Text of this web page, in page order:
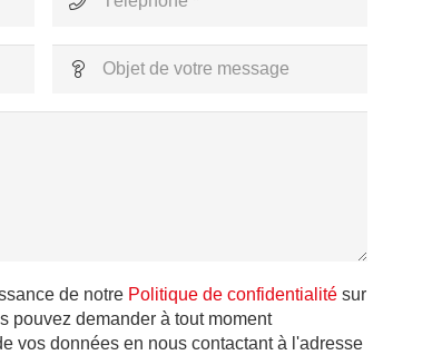
de notre Politique de confidentialité sur
pouvez demander à tout moment
vos données en nous contactant à l'adresse